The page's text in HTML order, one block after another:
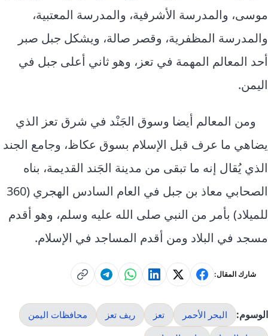
موسى، والمدرسة الأشرفية، والمدرسة المعتبية،
والمدرسة المظفرية، وقصر صالة، ويشكل جبل صبر
أحد المعالم المهمة في تعز، وهو ثاني أعلى جبل في
اليمن.
ومن المعالم أيضا وسوق الجَنْد في شرق تعز الذي
يضاهي ما عرف قبل الإسلام بسوق عكاظ، وجامع الجند
الذي يُقال إنه ما تبقى من مدينة الجَند القديمة، بناه
الصحابي معاذ بن جبل في العام السادس الهجري (360
للميلاد) بأمر من النبي صلى الله عليه وسلم، وهو أقدم
مسجد في البلاد ومن أقدم المساجد في الإسلام.
شارك المقال:
الوسوم: البحر الأحمر تعز ريف تعز
محافظات اليمن